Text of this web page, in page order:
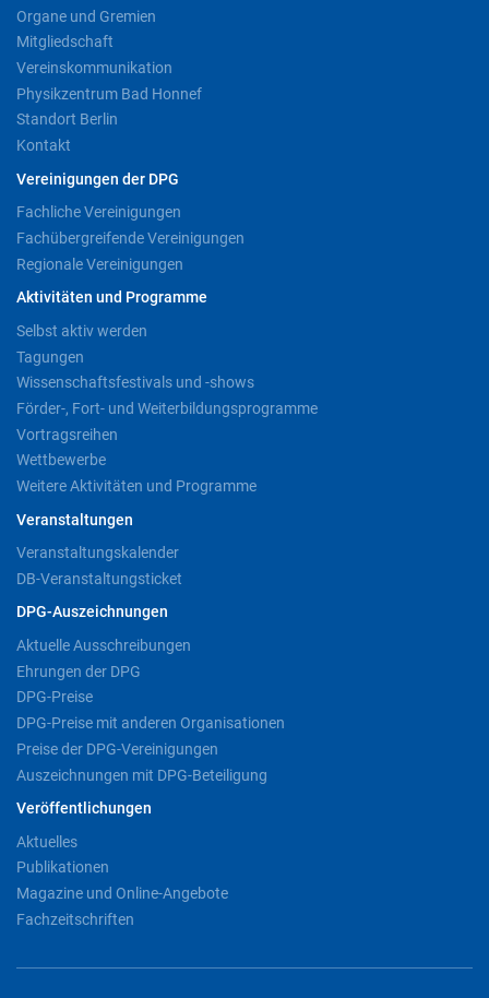
Organe und Gremien
Mitgliedschaft
Vereinskommunikation
Physikzentrum Bad Honnef
Standort Berlin
Kontakt
Vereinigungen der DPG
Fachliche Vereinigungen
Fachübergreifende Vereinigungen
Regionale Vereinigungen
Aktivitäten und Programme
Selbst aktiv werden
Tagungen
Wissenschaftsfestivals und -shows
Förder-, Fort- und Weiterbildungsprogramme
Vortragsreihen
Wettbewerbe
Weitere Aktivitäten und Programme
Veranstaltungen
Veranstaltungskalender
DB-Veranstaltungsticket
DPG-Auszeichnungen
Aktuelle Ausschreibungen
Ehrungen der DPG
DPG-Preise
DPG-Preise mit anderen Organisationen
Preise der DPG-Vereinigungen
Auszeichnungen mit DPG-Beteiligung
Veröffentlichungen
Aktuelles
Publikationen
Magazine und Online-Angebote
Fachzeitschriften